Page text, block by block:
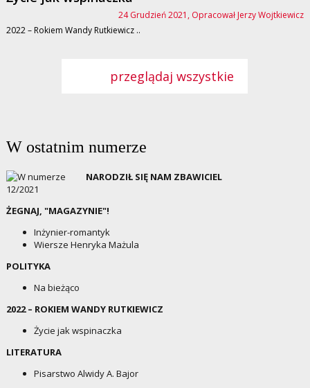
24 Grudzień 2021, Opracował Jerzy Wojtkiewicz
2022 – Rokiem Wandy Rutkiewicz ..
przeglądaj wszystkie
W ostatnim numerze
NARODZIŁ SIĘ NAM ZBAWICIEL
ŻEGNAJ, "MAGAZYNIE"!
Inżynier-romantyk
Wiersze Henryka Mażula
POLITYKA
Na bieżąco
2022 – ROKIEM WANDY RUTKIEWICZ
Życie jak wspinaczka
LITERATURA
Pisarstwo Alwidy A. Bajor